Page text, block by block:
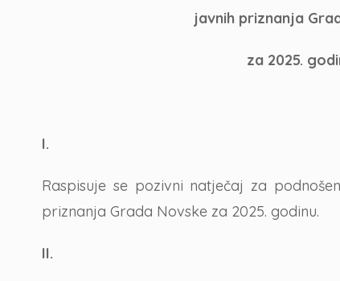
javnih priznanja
za 2025.
I.
Raspisuje se pozivni natječaj za
priznanja Grada Novske za 2025. godinu.
II.